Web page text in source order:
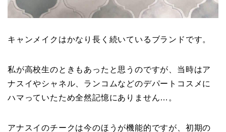
キャンメイクはかなり長く続いているブランドです。
私が高校生のときもあったと思うのですが、当時はア
ナスイやシャネル、ランコムなどのデパートコスメに
ハマっていたため全然記憶にありません…。
アナスイのチークは今のほうが機能的ですが、初期の